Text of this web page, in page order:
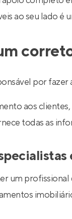
ao seu lado é
por fazer
aos
todas as
um profissional